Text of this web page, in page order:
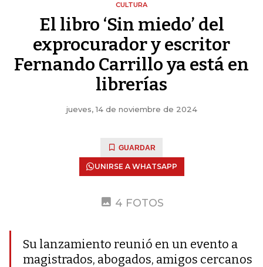
CULTURA
El libro ‘Sin miedo’ del
exprocurador y escritor
Fernando Carrillo ya está en
librerías
jueves, 14 de noviembre de 2024
GUARDAR
UNIRSE A WHATSAPP
4 FOTOS
Su lanzamiento reunió en un evento a
magistrados, abogados, amigos cercanos